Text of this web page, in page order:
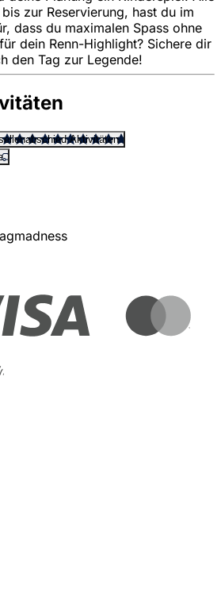
zur Reservierung, hast du im
dass du maximalen Spass ohne
dein Renn-Highlight? Sichere dir
den Tag zur Legende!
Aktivitäten